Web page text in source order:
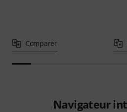
Comparer
Navigateur